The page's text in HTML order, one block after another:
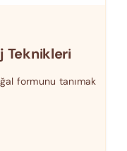
Teknikleri
formunu tanımak